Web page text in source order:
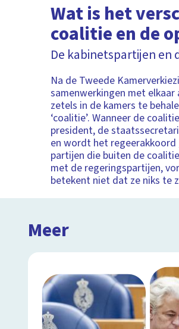
Wat is het
coalitie en de
De kabinetspartijen en
Na de Tweede
samenwerkingen met
zetels in de kamers te
‘coalitie’. Wanneer de
president, de
en wordt het regeerakkoord
partijen die buiten de
met de regeringspartijen,
betekent niet dat ze niks te
Meer